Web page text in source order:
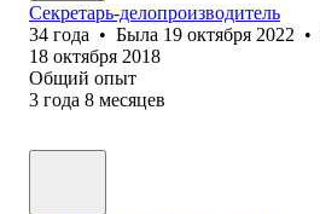
Секретарь-делопроизводитель
34 года • Была 19 октября 2022 •
18 октября 2018
Общий опыт
3 года 8 месяцев